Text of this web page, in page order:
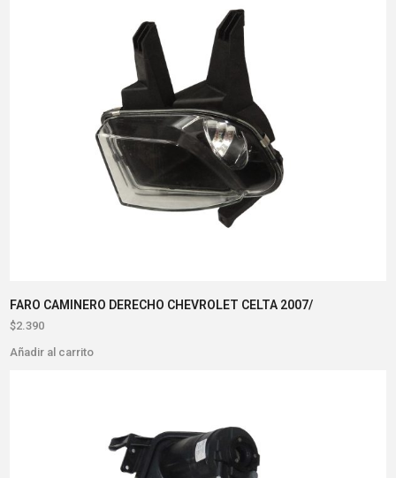
FARO CAMINERO DERECHO CHEVROLET CELTA 2007/
$2.390
Añadir al carrito